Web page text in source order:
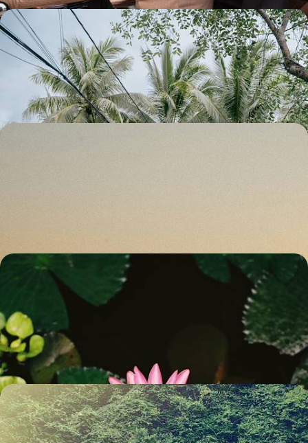
Du Nord au Sud - Premier voyage au Vietnam
De Hanoï à Hô Chi Minh-Ville, un itinéraire complet au fil de certains
des plus beaux sites du pays
12 jours, de CHF 3800 à CHF 4600
Sous le soleil d’hiver, un Vietnam à fleur d'eau - Hô
Chi Minh-Ville, le Mékong et l'île de Phu Quôc
Vous perdre dans les rues fourmillantes de Hô Chi Minh-Ville, naviguer
sur le Mékong, lézarder sur le sable : le choix du sud et du soleil en hiver
10 jours, de CHF 3900 à CHF 5200
Hanoi, le Nord et Luang Prabang - Premiers pas au
Vietnam et épilogue laotien
Aborder le Vietnam par le nord, de la trépidante Hanoi à la magnétique